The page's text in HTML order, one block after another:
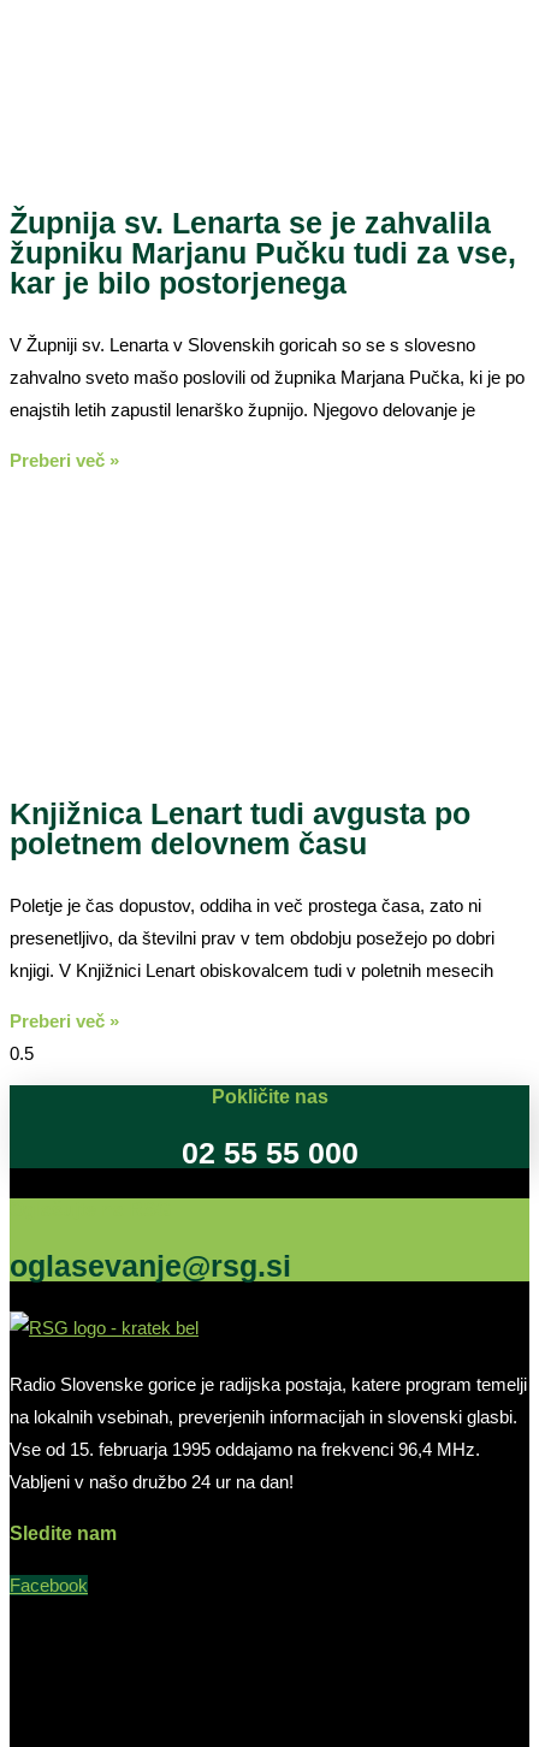
Župnija sv. Lenarta se je zahvalila
župniku Marjanu Pučku tudi za vse,
kar je bilo postorjenega
V Župniji sv. Lenarta v Slovenskih goricah so se s slovesno
zahvalno sveto mašo poslovili od župnika Marjana Pučka, ki je po
enajstih letih zapustil lenarško župnijo. Njegovo delovanje je
Preberi več »
Knjižnica Lenart tudi avgusta po
poletnem delovnem času
Poletje je čas dopustov, oddiha in več prostega časa, zato ni
presenetljivo, da številni prav v tem obdobju posežejo po dobri
knjigi. V Knjižnici Lenart obiskovalcem tudi v poletnih mesecih
Preberi več »
Pokličite nas
02 55 55 000
oglasevanje@rsg.si
Radio Slovenske gorice je radijska postaja, katere program temelji
na lokalnih vsebinah, preverjenih informacijah in slovenski glasbi.
Vse od 15. februarja 1995 oddajamo na frekvenci 96,4 MHz.
Vabljeni v našo družbo 24 ur na dan!
Sledite nam
Facebook